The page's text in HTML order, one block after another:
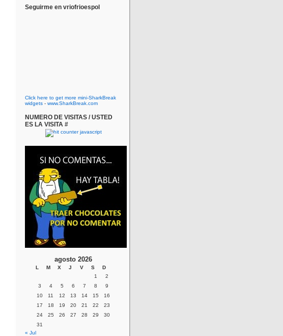
Seguirme en vriofrioespol
Click here to get more mini-SharkBreak
widgets - www.SharkBreak.com
NUMERO DE VISITAS / USTED
ES LA VISITA #
agosto 2026
L M X J V S
D
1
2
3
4 5 6 7 8
9
10
11 12 13 14 15
16
17
18 19 20 21 22
23
24
25 26 27 28 29
30
31
« Jul